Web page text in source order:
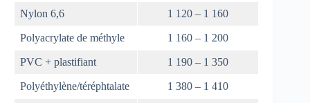
Nylon 6,6 1 120 – 1 160
Polyacrylate de méthyle 1 160 – 1 200
PVC + plastifiant 1 190 – 1 350
Polyéthylène/téréphtalate 1 380 – 1 410